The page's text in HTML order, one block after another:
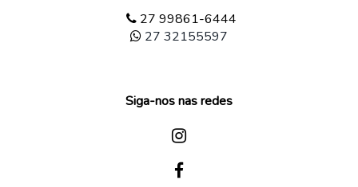
27 99861-6444
27 32155597
Siga-nos nas redes